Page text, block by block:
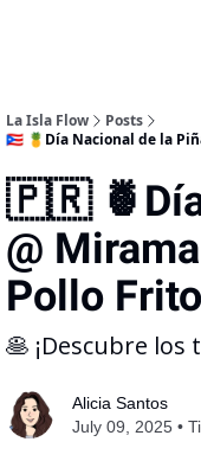
La Isla Flow
Posts
🇵🇷 🍍Día Nacional de la
🇵🇷 🍍Día
@
Pollo
🥞 ¡Descubre
Alicia Santos
July 09, 2025 •